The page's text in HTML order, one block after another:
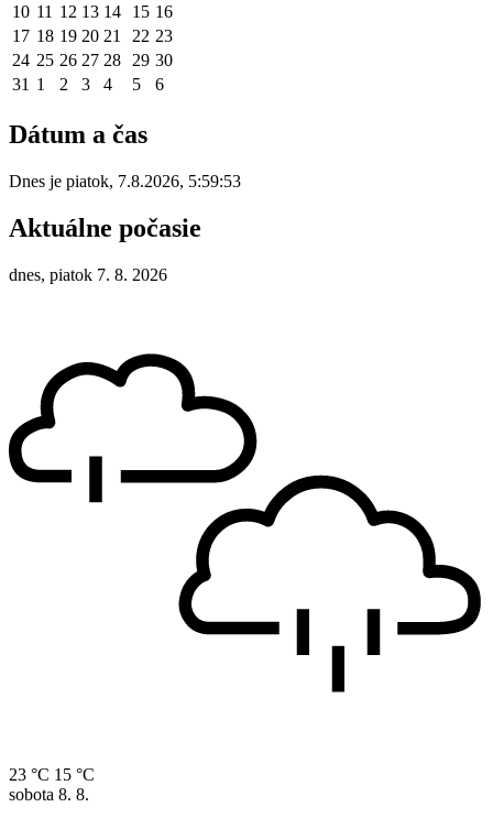
10 11 12 13 14 15 16
17 18 19 20 21 22 23
24 25 26 27 28 29 30
31 1 2 3 4 5 6
Dátum a čas
Dnes je piatok, 7.8.2026, 5:59:53
Aktuálne počasie
dnes, piatok 7. 8. 2026
23 °C 15 °C
sobota 8. 8.